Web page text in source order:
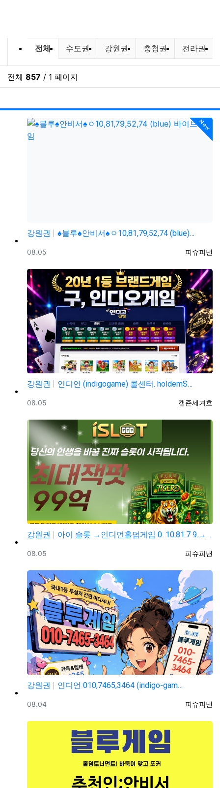
바다낚시,원투낚시,배낚시 포인트 및
전체 수도권 강원권 충청권 전라권
전체 857 / 1 페이지
New
강원권 ♠블루♠안비서♠ㅇ10,81,79,52,74 (blue)…
등록자
피슈피낸
등록일
08.05
강원권 인디언 (indigogame) 콜센터. holdemS…
등록자
캘죤세겨흐
등록일
08.05
강원권 아이 슬롯 →인디언홀덤게임 0. 10.81.7 9.→5…
등록자
피슈피낸
등록일
08.05
강원권 인디언 010,7465,3464 (indigo-gam…
등록자
피슈피낸
등록일
08.04